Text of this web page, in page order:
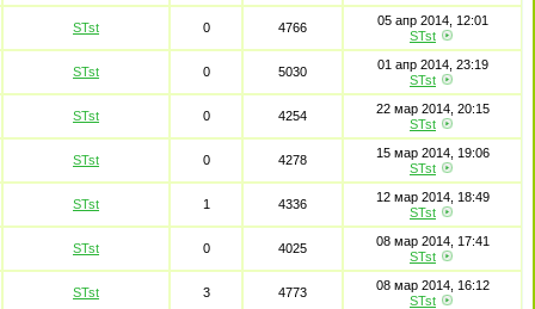
STst 0 4766
05 апр 2014, 12:01
STst
STst 0 5030
01 апр 2014, 23:19
STst
STst 0 4254
22 мар 2014, 20:15
STst
STst 0 4278
15 мар 2014, 19:06
STst
STst 1 4336
12 мар 2014, 18:49
STst
STst 0 4025
08 мар 2014, 17:41
STst
STst 3 4773
08 мар 2014, 16:12
STst